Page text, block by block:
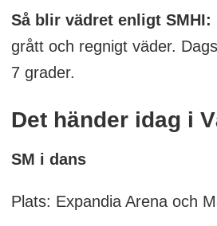
Så blir vädret enligt SMHI:
grått och regnigt väder.
7 grader.
Det händer idag i
SM i dans
Plats: Expandia Arena och